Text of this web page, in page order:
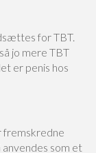
for TBT.
jo mere TBT
er penis hos
fremskredne
som et